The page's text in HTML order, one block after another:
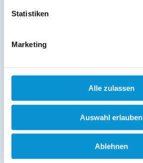
Statistiken
Marketing
Alle zulassen
Auswahl erlauben
Ablehnen
23730 Sierksdorf
+